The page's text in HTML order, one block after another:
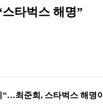
타벅스 해명”
최준희, 스타벅스 해명